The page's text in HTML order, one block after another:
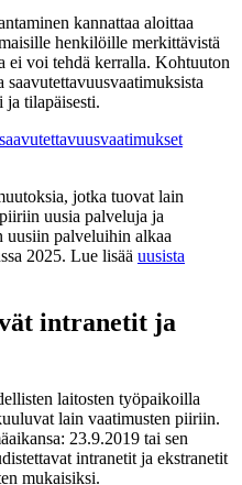
kannattaa aloittaa
henkilöille merkittävistä
ei voi tehdä kerralla. Kohtuuton
ja tilapäisesti.
jotka tuovat lain
uusia palveluja ja
palveluihin alkaa
2025. Lue lisää uusista
intranetit ja
laitosten työpaikoilla
lain vaatimusten piiriin.
23.9.2019 tai sen
intranetit ja ekstranetit
mukaisiksi.